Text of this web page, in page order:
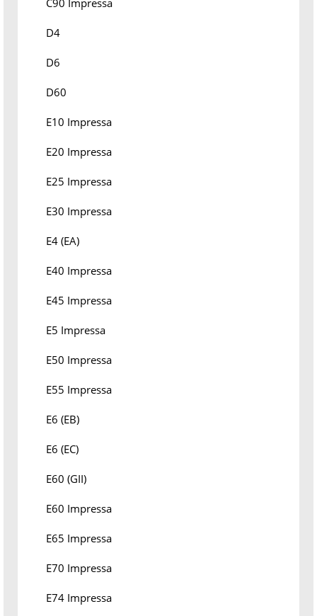
C90 Impressa
D4
D6
D60
E10 Impressa
E20 Impressa
E25 Impressa
E30 Impressa
E4 (EA)
E40 Impressa
E45 Impressa
E5 Impressa
E50 Impressa
E55 Impressa
E6 (EB)
E6 (EC)
E60 (GII)
E60 Impressa
E65 Impressa
E70 Impressa
E74 Impressa